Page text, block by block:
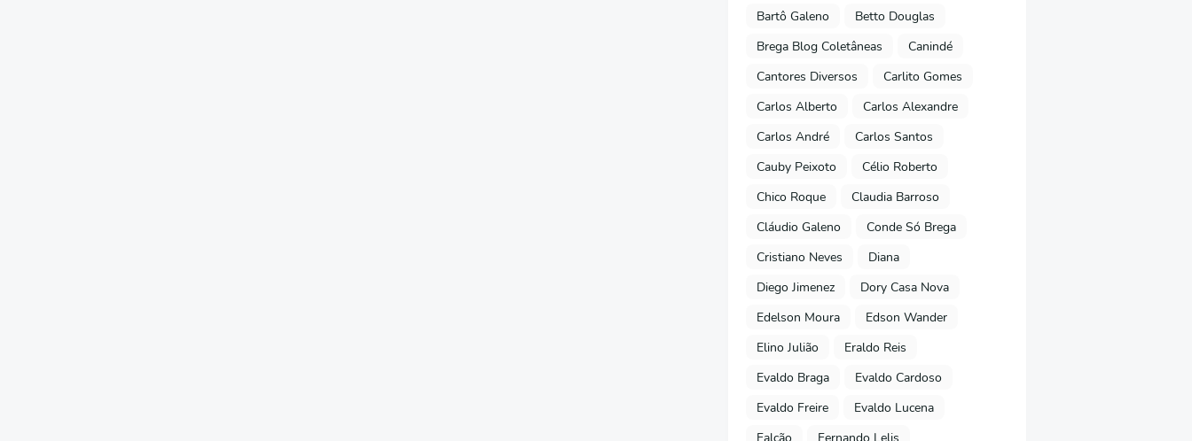
Bartô Galeno
Betto Douglas
Brega Blog Coletâneas
Canindé
Cantores Diversos
Carlito Gomes
Carlos Alberto
Carlos Alexandre
Carlos André
Carlos Santos
Cauby Peixoto
Célio Roberto
Chico Roque
Claudia Barroso
Cláudio Galeno
Conde Só Brega
Cristiano Neves
Diana
Diego Jimenez
Dory Casa Nova
Edelson Moura
Edson Wander
Elino Julião
Eraldo Reis
Evaldo Braga
Evaldo Cardoso
Evaldo Freire
Evaldo Lucena
Falcão
Fernando Lelis